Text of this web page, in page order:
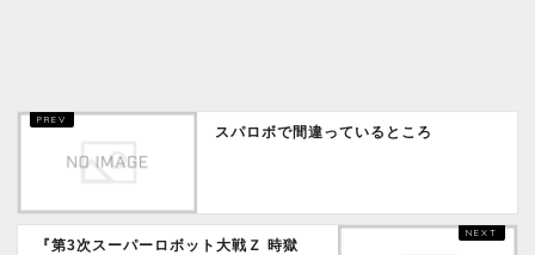
スパロボで間違っているところ
『第3次スーパーロボット大戦Ｚ 時獄